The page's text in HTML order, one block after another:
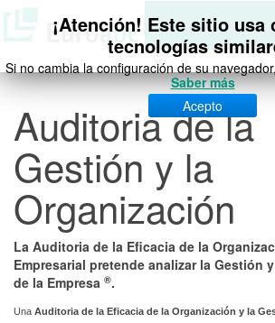
Auditoria de la
Gestión y la
Organización
La Auditoria de la Eficacia de la
Empresarial pretende analizar la Gestión
de la Empresa ®.
Una Auditoria de la Eficacia de la Organización y la
¡Atención! Este sitio usa
tecnologías
Si no cambia la configuración de su
Saber más
Acepto